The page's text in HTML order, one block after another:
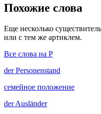
Похожие слова
Еще несколько
или с тем же артиклем.
Все слова на P
derPersonenstand
семейное положение
derAusländer